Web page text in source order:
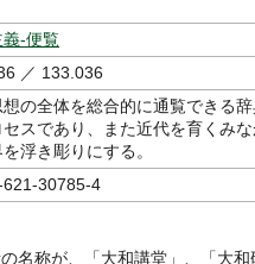
-便覧
／ 133.036
の全体を総合的に通覧できる
セスであり、また近代を育くみ
浮き彫りにする。
30785-4
名称が、「大和講堂」、「大和